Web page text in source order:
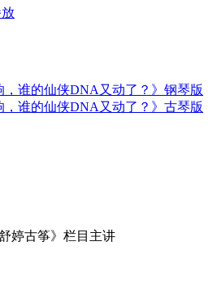
，谁的仙侠DNA又动了？》钢琴版
，谁的仙侠DNA又动了？》古琴版
婷古筝》栏目主讲